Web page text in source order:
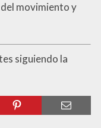
movimiento y
siguiendo la